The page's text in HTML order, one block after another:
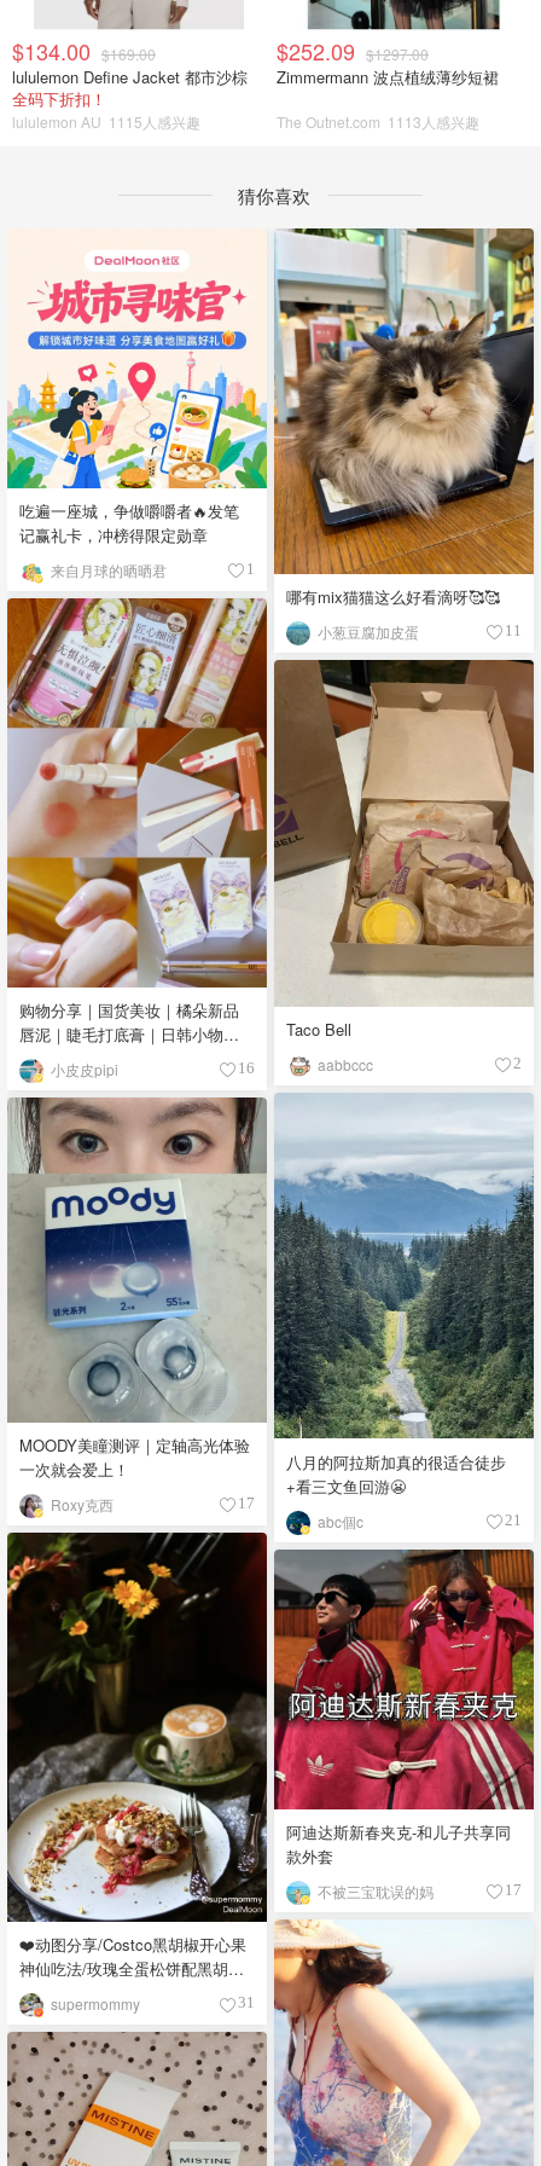
$134.00 $169.00
lululemon Define Jacket 都市沙棕
全码下折扣！
lululemon AU 1115人感兴趣
$252.09 $1297.00
Zimmermann 波点植绒薄纱短裙
The Outnet.com 1113人感兴趣
猜你喜欢
吃遍一座城，争做嚼嚼者🔥发笔
记赢礼卡，冲榜得限定勋章
来自月球的晒晒君 1
哪有mix猫猫这么好看滴呀🥰🥰
小葱豆腐加皮蛋 11
购物分享｜国货美妆｜橘朵新品
唇泥｜睫毛打底膏｜日韩小物｜
眼线笔｜美甲DIY💅
小皮皮pipi 16
Taco Bell
aabbccc 2
八月的阿拉斯加真的很适合徒步
+看三文鱼回游😬
abc個c 21
MOODY美瞳测评｜定轴高光体验
一次就会爱上！
Roxy克西 17
❤️动图分享/Costco黑胡椒开心果
神仙吃法/玫瑰全蛋松饼配黑胡椒
开心果碎太惊艳😍
supermommy 31
阿迪达斯新春夹克-和儿子共享同
款外套
不被三宝耽误的妈 17